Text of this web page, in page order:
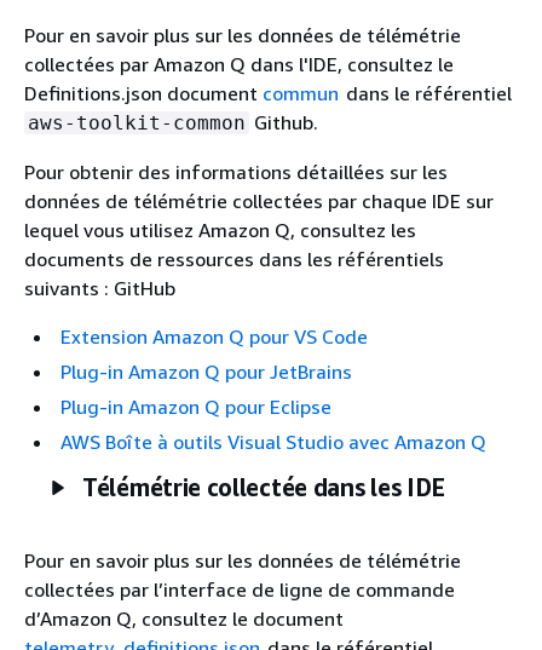
Pour en savoir plus sur les données de télémétrie
collectées par Amazon Q dans l'IDE, consultez le
Definitions.json document commun dans le référentiel
aws-toolkit-common Github.
Pour obtenir des informations détaillées sur les
données de télémétrie collectées par chaque IDE sur
lequel vous utilisez Amazon Q, consultez les
documents de ressources dans les référentiels
suivants : GitHub
Extension Amazon Q pour VS Code
Plug-in Amazon Q pour JetBrains
Plug-in Amazon Q pour Eclipse
AWS Boîte à outils Visual Studio avec Amazon Q
Télémétrie collectée dans les IDE
Pour en savoir plus sur les données de télémétrie
collectées par l’interface de ligne de commande
d’Amazon Q, consultez le document